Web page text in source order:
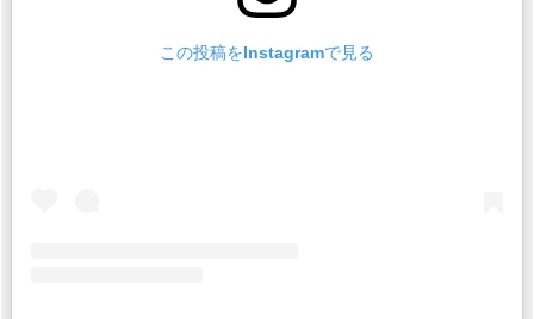
この投稿をInstagramで見る